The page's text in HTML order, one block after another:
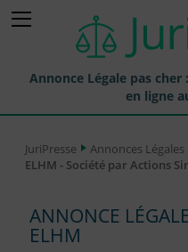
Annonce Légale pas
en ligne
Annonces Légales Publiées
Journaux Habilités (JAL)
JuriPresse
Annonces
ELHM - Société par Actions
ANNONCE
ELHM